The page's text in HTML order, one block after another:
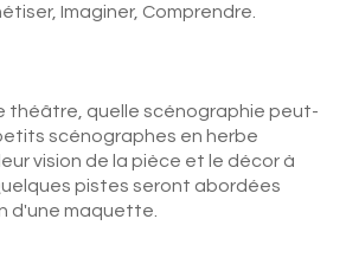
Imaginer, Comprendre.
théâtre, quelle scénographie peut-
scénographes en herbe
vision de la pièce et le décor à
pistes seront abordées
d'une maquette.